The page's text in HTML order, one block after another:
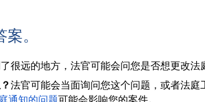
。
很远的地方，法官可能会问您是否想更改法
法官可能会当面询问您这个问题，或者法